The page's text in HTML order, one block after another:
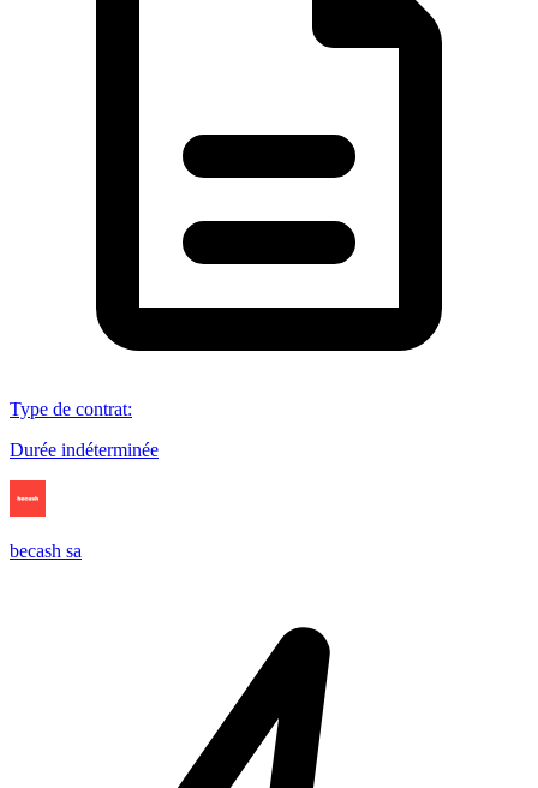
Type de contrat:
Durée indéterminée
becash sa